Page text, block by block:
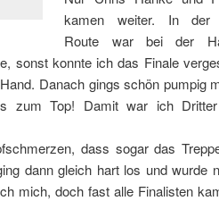
kamen weiter. In der
Route war bei der
sonst konnte ich das Finale
Danach gings schön pumpig
zum Top! Damit war ich
dass sogar das
dann gleich hart los und wurde
mich, doch fast alle Finalisten